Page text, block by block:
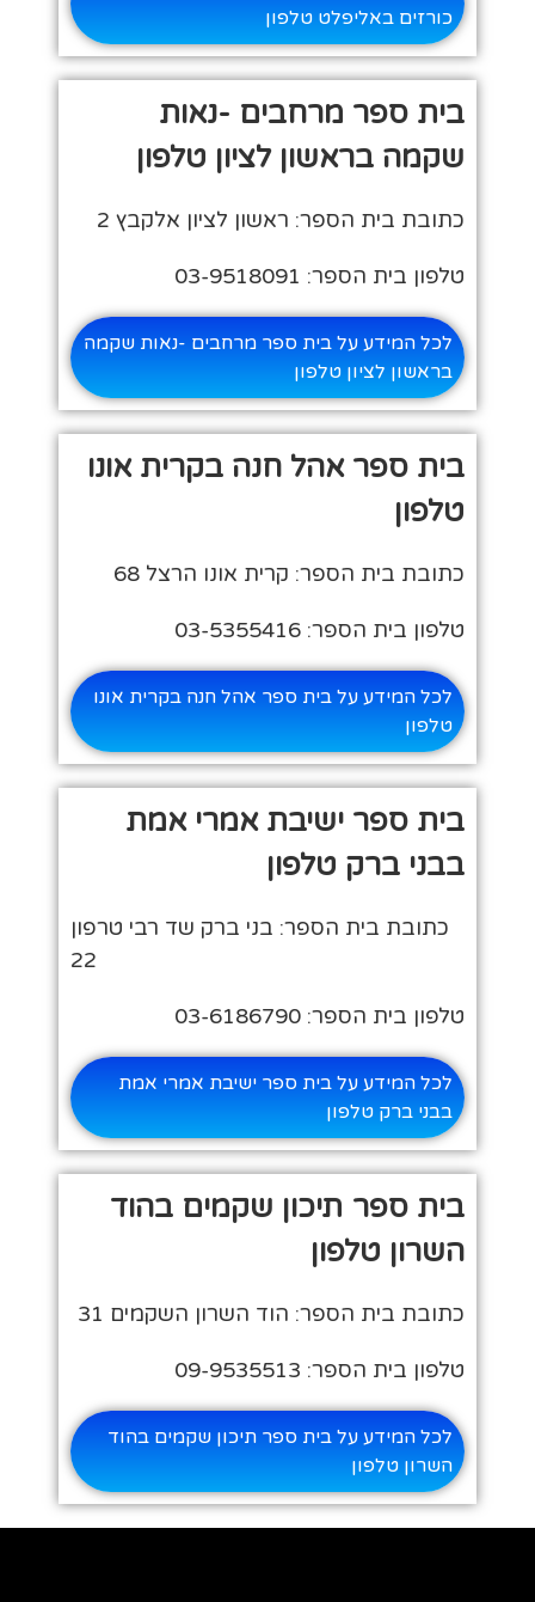
כורזים באליפלט טלפון
בית ספר מרחבים -נאות
שקמה בראשון לציון טלפון
כתובת בית הספר: ראשון לציון אלקבץ 2
טלפון בית הספר: 03-9518091
לכל המידע על בית ספר מרחבים -נאות שקמה
בראשון לציון טלפון
בית ספר אהל חנה בקרית אונו
טלפון
כתובת בית הספר: קרית אונו הרצל 68
טלפון בית הספר: 03-5355416
לכל המידע על בית ספר אהל חנה בקרית אונו
טלפון
בית ספר ישיבת אמרי אמת
בבני ברק טלפון
כתובת בית הספר: בני ברק שד רבי טרפון
22
טלפון בית הספר: 03-6186790
לכל המידע על בית ספר ישיבת אמרי אמת
בבני ברק טלפון
בית ספר תיכון שקמים בהוד
השרון טלפון
כתובת בית הספר: הוד השרון השקמים 31
טלפון בית הספר: 09-9535513
לכל המידע על בית ספר תיכון שקמים בהוד
השרון טלפון